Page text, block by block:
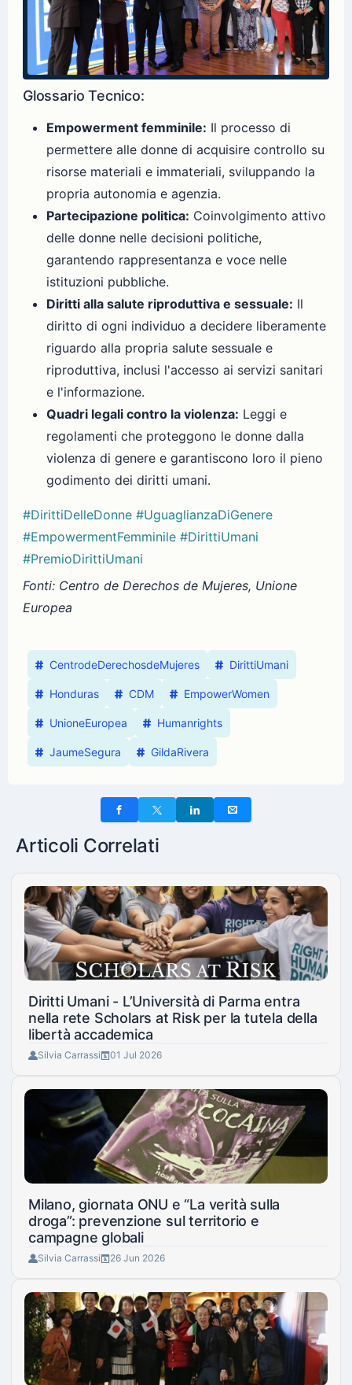
Glossario Tecnico:
Empowerment femminile: Il processo di
permettere alle donne di acquisire controllo su
risorse materiali e immateriali, sviluppando la
propria autonomia e agenzia.
Partecipazione politica: Coinvolgimento attivo
delle donne nelle decisioni politiche,
garantendo rappresentanza e voce nelle
istituzioni pubbliche.
Diritti alla salute riproduttiva e sessuale: Il
diritto di ogni individuo a decidere liberamente
riguardo alla propria salute sessuale e
riproduttiva, inclusi l'accesso ai servizi sanitari
e l'informazione.
Quadri legali contro la violenza: Leggi e
regolamenti che proteggono le donne dalla
violenza di genere e garantiscono loro il pieno
godimento dei diritti umani.
#DirittiDelleDonne #UguaglianzaDiGenere
#EmpowermentFemminile #DirittiUmani
#PremioDirittiUmani
Fonti: Centro de Derechos de Mujeres, Unione
Europea
CentrodeDerechosdeMujeres DirittiUmani
Honduras CDM EmpowerWomen
UnioneEuropea Humanrights
JaumeSegura GildaRivera
Articoli Correlati
Diritti Umani - L’Università di Parma entra
nella rete Scholars at Risk per la tutela della
libertà accademica
Silvia Carrassi 01 Jul 2026
Milano, giornata ONU e “La verità sulla
droga”: prevenzione sul territorio e
campagne globali
Silvia Carrassi 26 Jun 2026